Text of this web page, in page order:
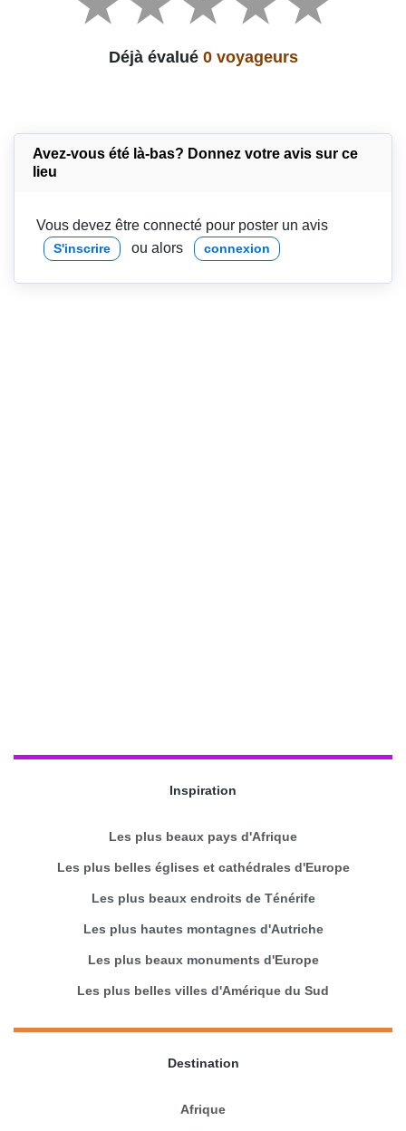
Déjà évalué 0 voyageurs
Avez-vous été là-bas? Donnez votre avis sur ce
lieu
Vous devez être connecté pour poster un avis
S'inscrire ou alors connexion
Inspiration
Les plus beaux pays d'Afrique
Les plus belles églises et cathédrales d'Europe
Les plus beaux endroits de Ténérife
Les plus hautes montagnes d'Autriche
Les plus beaux monuments d'Europe
Les plus belles villes d'Amérique du Sud
Destination
Afrique